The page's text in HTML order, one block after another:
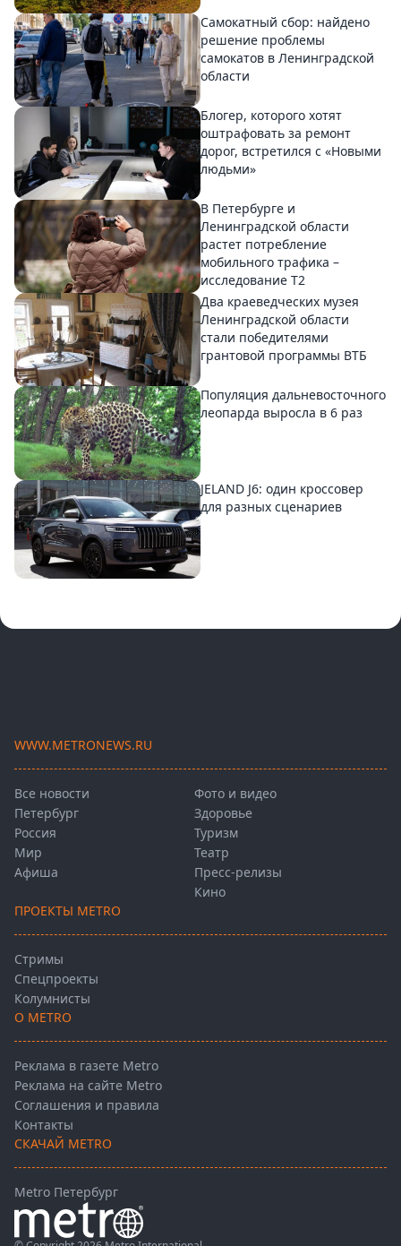
Самокатный сбор: найдено
решение проблемы
самокатов в Ленинградской
области
Блогер, которого хотят
оштрафовать за ремонт
дорог, встретился с «Новыми
людьми»
В Петербурге и
Ленинградской области
растет потребление
мобильного трафика –
исследование T2
Два краеведческих музея
Ленинградской области
стали победителями
грантовой программы ВТБ
Популяция дальневосточного
леопарда выросла в 6 раз
JELAND J6: один кроссовер
для разных сценариев
WWW.METRONEWS.RU
Все новости
Петербург
Россия
Мир
Афиша
Фото и видео
Здоровье
Туризм
Театр
Пресс-релизы
Кино
ПРОЕКТЫ METRO
Стримы
Спецпроекты
Колумнисты
О METRO
Реклама в газете Metro
Реклама на сайте Metro
Соглашения и правила
Контакты
СКАЧАЙ METRO
Metro Петербург